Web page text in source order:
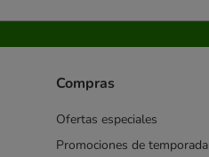
Compras
Ofertas especiales
Promociones de temporada